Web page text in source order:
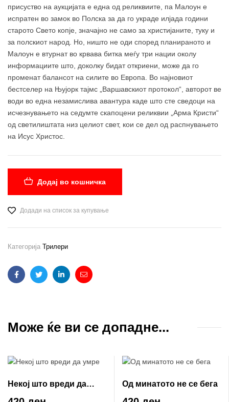
присуство на аукцијата е една од реликвиите, па Малоун е
испратен во замок во Полска за да го украде илјада години
старото Свето копје, значајно не само за христијаните, туку и
за полскиот народ. Но, ништо не оди според планираното и
Малоун е втурнат во крвава битка меѓу три нации околу
информациите што, доколку бидат откриени, може да го
променат балансот на силите во Европа. Во најновиот
бестселер на Њујорк тајмс „Варшавскиот протокол“, авторот ве
води во една незамислива авантура каде што сте сведоци на
исчезнувањето на седумте скапоцени реликвии „Арма Кристи“
од светилиштата низ целиот свет, кои се дел од распнувањето
на Исус Христос.
Додај во кошничка
Додади на список за купување
Категорија Трилери
FacebookTwitterLinkedinEmail
Може ќе ви се допадне...
Некој што вреди да
умре
Од минатото не се бега